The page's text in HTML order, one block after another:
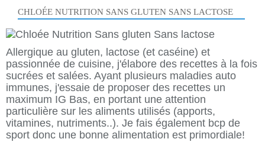
CHLOÉE NUTRITION SANS GLUTEN SANS LACTOSE
Allergique au gluten, lactose (et caséine) et
passionnée de cuisine, j'élabore des recettes à la fois
sucrées et salées. Ayant plusieurs maladies auto
immunes, j'essaie de proposer des recettes un
maximum IG Bas, en portant une attention
particulière sur les aliments utilisés (apports,
vitamines, nutriments..). Je fais également bcp de
sport donc une bonne alimentation est primordiale!